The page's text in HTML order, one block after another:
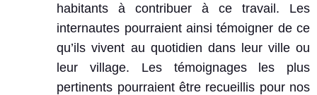
habitants à contribuer à ce travail. Les
internautes pourraient ainsi témoigner de ce
qu’ils vivent au quotidien dans leur ville ou
leur village. Les témoignages les plus
pertinents pourraient être recueillis pour nos